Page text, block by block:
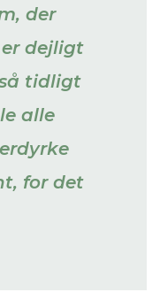
der
dejligt
tidligt
alle
for det